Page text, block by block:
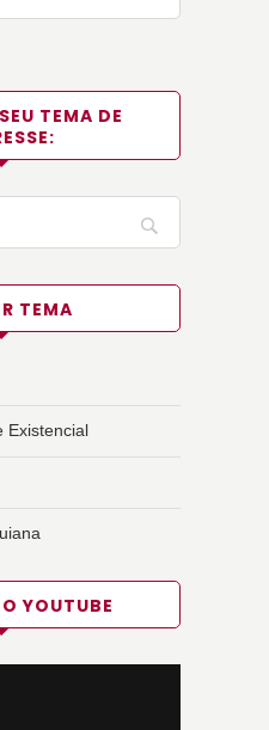
TEMA DE
TEMA
Existencial
YOUTUBE